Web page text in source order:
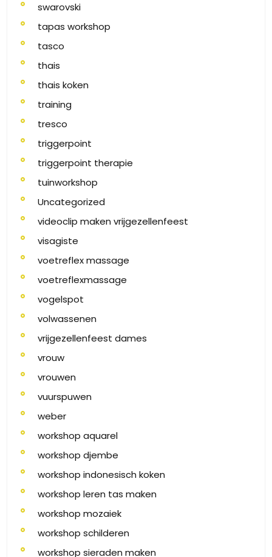
swarovski
tapas workshop
tasco
thais
thais koken
training
tresco
triggerpoint
triggerpoint therapie
tuinworkshop
Uncategorized
videoclip maken vrijgezellenfeest
visagiste
voetreflex massage
voetreflexmassage
vogelspot
volwassenen
vrijgezellenfeest dames
vrouw
vrouwen
vuurspuwen
weber
workshop aquarel
workshop djembe
workshop indonesisch koken
workshop leren tas maken
workshop mozaiek
workshop schilderen
workshop sieraden maken